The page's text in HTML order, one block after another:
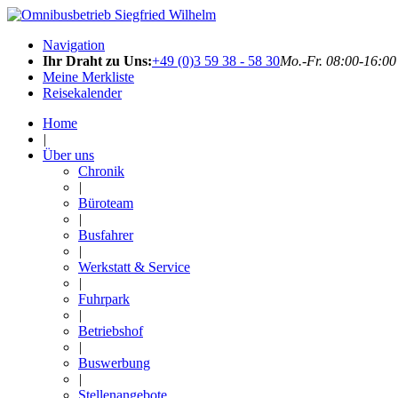
Navigation
Ihr Draht zu Uns:+49 (0)3 59 38 - 58 30Mo.-Fr. 08:00-
Meine Merkliste
Reisekalender
Home
|
Über uns
Chronik
|
Büroteam
|
Busfahrer
|
Werkstatt & Service
|
Fuhrpark
|
Betriebshof
|
Buswerbung
|
Stellenangebote